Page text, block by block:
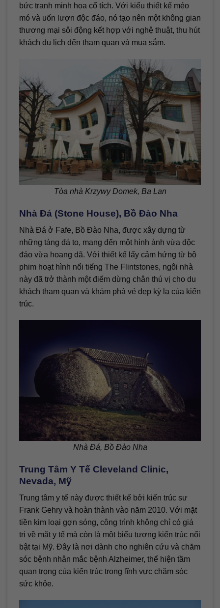
bức tranh minh họa cổ tích. Với kiểu thiết kế méo
mó và uốn lượn độc đáo, nó tạo nên một không gian
thương mại sôi động kết hợp với nghệ thuật, thu hút
khách du lịch đến tham quan và mua sắm.
Tòa nhà Krzywy Domek, Ba Lan
Nhà Đá (Stone House), Bồ Đào Nha
Nhà Đá ở Fafe, Bồ Đào Nha, được xây dựng từ
những tảng đá to, mang đến một hình ảnh vừa độc
đáo vừa hoang dã. Với thiết kế lấy cảm hứng từ bộ
phim hoạt hình nổi tiếng The Flintstones, ngôi nhà
này đã trở thành một điểm dừng chân thú vị cho du
khách tham quan và khám phá vẻ đẹp kỳ lạ của kiến
trúc.
Nhà Đá, Bồ Đào Nha
Trung Tâm Y Tế Cleveland Clinic,
Nevada, Mỹ
Trung tâm y tế này được thiết kế bởi kiến trúc sư
Frank Gehry và hoàn thành vào năm 2010. Với mặt
tiền kim loại gợn sóng, công trình không chỉ có giá
trị về mặt y tế mà còn là một biểu tượng kiến trúc nổi
bật tại Mỹ. Đây là nơi dành cho nghiên cứu và chăm
sóc bệnh nhân mắc bệnh Alzheimer, thể hiện tầm
quan trọng của kiến trúc trong lĩnh vực chăm sóc
sức khỏe.